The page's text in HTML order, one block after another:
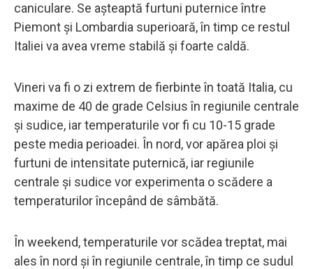
caniculare. Se așteaptă furtuni puternice între
Piemont și Lombardia superioară, în timp ce restul
Italiei va avea vreme stabilă și foarte caldă.
Vineri va fi o zi extrem de fierbinte în toată Italia, cu
maxime de 40 de grade Celsius în regiunile centrale
și sudice, iar temperaturile vor fi cu 10-15 grade
peste media perioadei. În nord, vor apărea ploi și
furtuni de intensitate puternică, iar regiunile
centrale și sudice vor experimenta o scădere a
temperaturilor începând de sâmbătă.
În weekend, temperaturile vor scădea treptat, mai
ales în nord și în regiunile centrale, în timp ce sudul